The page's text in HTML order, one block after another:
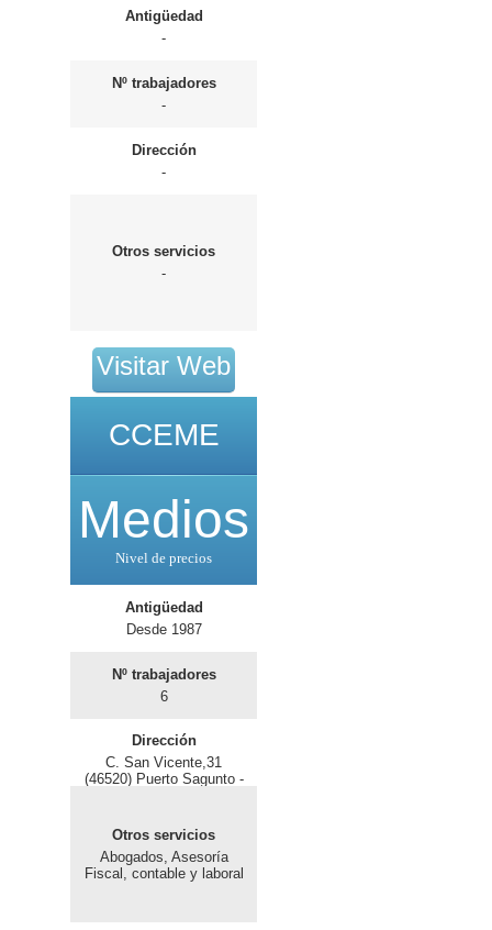
Antigüedad
-
Nº trabajadores
-
Dirección
-
Otros servicios
-
Visitar Web
CCEME
Medios
Nivel de precios
Antigüedad
Desde 1987
Nº trabajadores
6
Dirección
C. San Vicente,31
(46520) Puerto Sagunto -
Otros servicios
Abogados, Asesoría
Fiscal, contable y laboral